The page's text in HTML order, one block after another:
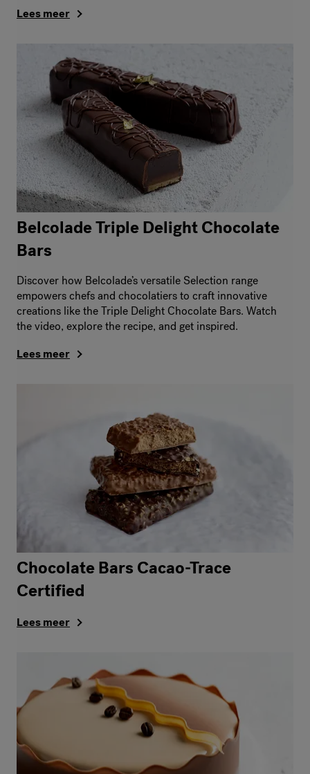
Lees meer
Belcolade Triple Delight Chocolate
Bars
Discover how Belcolade’s versatile Selection range
empowers chefs and chocolatiers to craft innovative
creations like the Triple Delight Chocolate Bars. Watch
the video, explore the recipe, and get inspired.
Lees meer
Chocolate Bars Cacao-Trace
Certified
Lees meer